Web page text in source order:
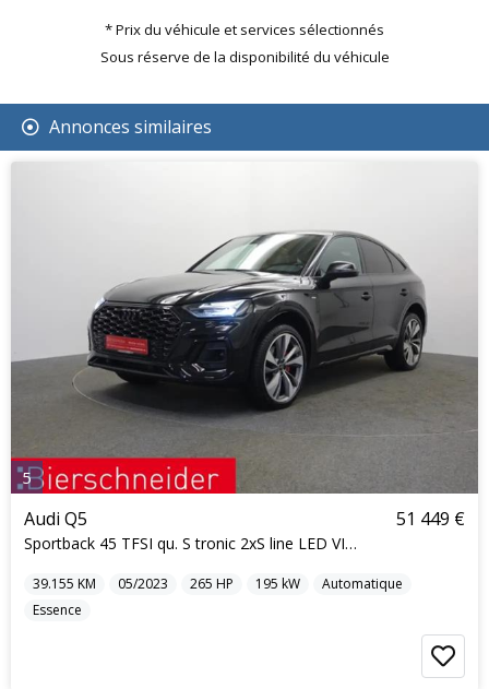
* Prix du véhicule et services sélectionnés
Sous réserve de la disponibilité du véhicule
Annonces similaires
5
Audi Q5
Sportback 45 TFSI qu. S tronic 2xS line LED VIRTUA
51 449 €
39.155 KM 05/2023 265 HP 195 kW
Automatique
Essence